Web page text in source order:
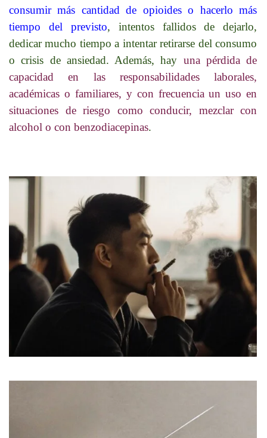
consumir más cantidad de opioides o hacerlo más
tiempo del previsto, intentos fallidos de dejarlo,
dedicar mucho tiempo a intentar retirarse del consumo
o crisis de ansiedad. Además, hay una pérdida de
capacidad en las responsabilidades laborales,
académicas o familiares, y con frecuencia un uso en
situaciones de riesgo como conducir, mezclar con
alcohol o con benzodiacepinas.